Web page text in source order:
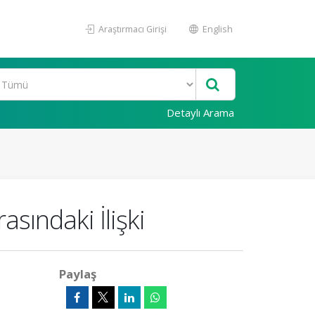
Araştırmacı Girişi English
Detaylı Arama
İlişki
Paylaş